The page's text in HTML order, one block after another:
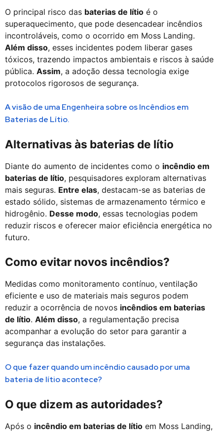
O principal risco das baterias de lítio é o
superaquecimento, que pode desencadear incêndios
incontroláveis, como o ocorrido em Moss Landing.
Além disso, esses incidentes podem liberar gases
tóxicos, trazendo impactos ambientais e riscos à saúde
pública. Assim, a adoção dessa tecnologia exige
protocolos rigorosos de segurança.
A visão de uma Engenheira sobre os Incêndios em
Baterias de Lítio.
Alternativas às baterias de lítio
Diante do aumento de incidentes como o incêndio em
baterias de lítio, pesquisadores exploram alternativas
mais seguras. Entre elas, destacam-se as baterias de
estado sólido, sistemas de armazenamento térmico e
hidrogênio. Desse modo, essas tecnologias podem
reduzir riscos e oferecer maior eficiência energética no
futuro.
Como evitar novos incêndios?
Medidas como monitoramento contínuo, ventilação
eficiente e uso de materiais mais seguros podem
reduzir a ocorrência de novos incêndios em baterias
de lítio. Além disso, a regulamentação precisa
acompanhar a evolução do setor para garantir a
segurança das instalações.
O que fazer quando um incêndio causado por uma
bateria de lítio acontece?
O que dizem as autoridades?
Após o incêndio em baterias de lítio em Moss Landing,